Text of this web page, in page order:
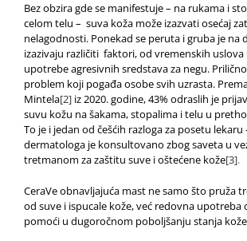
Bez obzira gde se manifestuje – na rukama i
celom telu – suva koža može izazvati osećaj
nelagodnosti. Ponekad se peruta i gruba je na
izazivaju različiti faktori, od vremenskih uslova
upotrebe agresivnih sredstava za negu.
problem koji pogađa osobe svih uzrasta.
Mintela[2] iz 2020. godine, 43% odraslih je
suvu kožu na šakama, stopalima i telu u
To je i jedan od češćih razloga za posetu lekaru
dermatologa je konsultovano zbog saveta u
tretmanom za zaštitu suve i oštećene kože[3].
CeraVe obnavljajuća mast ne samo što pruža
od suve i ispucale kože, već redovna upotreba
pomoći u dugoročnom poboljšanju stanja